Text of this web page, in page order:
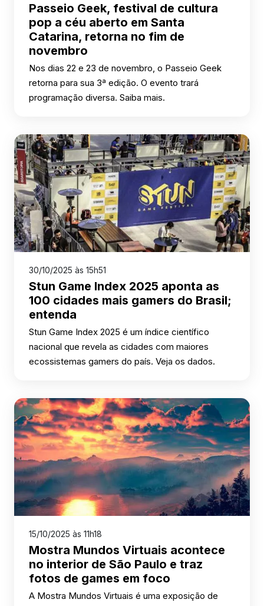
Passeio Geek, festival de cultura
pop a céu aberto em Santa
Catarina, retorna no fim de
novembro
Nos dias 22 e 23 de novembro, o Passeio Geek
retorna para sua 3ª edição. O evento trará
programação diversa. Saiba mais.
30/10/2025 às 15h51
Stun Game Index 2025 aponta as
100 cidades mais gamers do Brasil;
entenda
Stun Game Index 2025 é um índice científico
nacional que revela as cidades com maiores
ecossistemas gamers do país. Veja os dados.
15/10/2025 às 11h18
Mostra Mundos Virtuais acontece
no interior de São Paulo e traz
fotos de games em foco
A Mostra Mundos Virtuais é uma exposição de